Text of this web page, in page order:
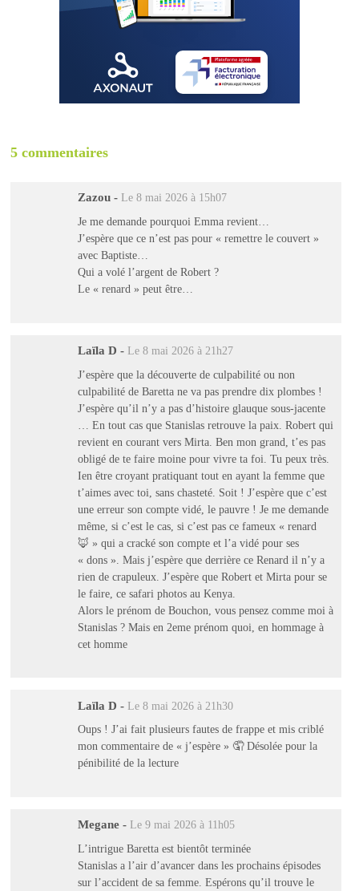
5 commentaires
Zazou - Le 8 mai 2026 à 15h07
Je me demande pourquoi Emma revient…
J’espère que ce n’est pas pour « remettre le couvert »
avec Baptiste…
Qui a volé l’argent de Robert ?
Le « renard » peut être…
Laïla D - Le 8 mai 2026 à 21h27
J’espère que la découverte de culpabilité ou non
culpabilité de Baretta ne va pas prendre dix plombes !
J’espère qu’il n’y a pas d’histoire glauque sous-jacente
… En tout cas que Stanislas retrouve la paix. Robert qui
revient en courant vers Mirta. Ben mon grand, t’es pas
obligé de te faire moine pour vivre ta foi. Tu peux très.
Ien être croyant pratiquant tout en ayant la femme que
t’aimes avec toi, sans chasteté. Soit ! J’espère que c’est
une erreur son compte vidé, le pauvre ! Je me demande
même, si c’est le cas, si c’est pas ce fameux « renard
🦊 » qui a cracké son compte et l’a vidé pour ses
« dons ». Mais j’espère que derrière ce Renard il n’y a
rien de crapuleux. J’espère que Robert et Mirta pour se
le faire, ce safari photos au Kenya.
Alors le prénom de Bouchon, vous pensez comme moi à
Stanislas ? Mais en 2eme prénom quoi, en hommage à
cet homme
Laïla D - Le 8 mai 2026 à 21h30
Oups ! J’ai fait plusieurs fautes de frappe et mis criblé
mon commentaire de « j’espère » 🤦 Désolée pour la
pénibilité de la lecture
Megane - Le 9 mai 2026 à 11h05
L’intrigue Baretta est bientôt terminée
Stanislas a l’air d’avancer dans les prochains épisodes
sur l’accident de sa femme. Espérons qu’il trouve le